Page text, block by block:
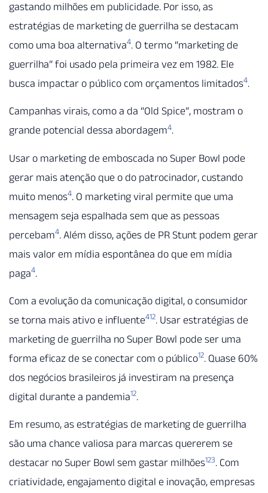
gastando milhões em publicidade. Por isso, as
estratégias de marketing de guerrilha se destacam
como uma boa alternativa4. O termo “marketing de
guerrilha” foi usado pela primeira vez em 1982. Ele
busca impactar o público com orçamentos limitados4.
Campanhas virais, como a da “Old Spice”, mostram o
grande potencial dessa abordagem4.
Usar o marketing de emboscada no Super Bowl pode
gerar mais atenção que o do patrocinador, custando
muito menos4. O marketing viral permite que uma
mensagem seja espalhada sem que as pessoas
percebam4. Além disso, ações de PR Stunt podem gerar
mais valor em mídia espontânea do que em mídia
paga4.
Com a evolução da comunicação digital, o consumidor
se torna mais ativo e influente412. Usar estratégias de
marketing de guerrilha no Super Bowl pode ser uma
forma eficaz de se conectar com o público12. Quase 60%
dos negócios brasileiros já investiram na presença
digital durante a pandemia12.
Em resumo, as estratégias de marketing de guerrilha
são uma chance valiosa para marcas quererem se
destacar no Super Bowl sem gastar milhões123. Com
criatividade, engajamento digital e inovação, empresas